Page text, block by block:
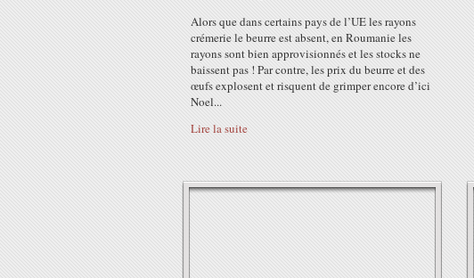
Alors que dans certains pays de l’UE les rayons
crémerie le beurre est absent, en Roumanie les
rayons sont bien approvisionnés et les stocks ne
baissent pas ! Par contre, les prix du beurre et des
œufs explosent et risquent de grimper encore d’ici
Noel...
Lire la suite